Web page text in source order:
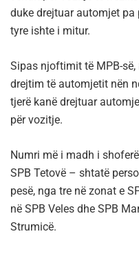
duke drejtuar automjet pa
tyre ishte i mitur.
Sipas njoftimit të MPB-
drejtim të automjetit nën
tjerë kanë drejtuar
për vozitje.
Numri më i madh i
SPB Tetovë – shtatë
pesë, nga tre në zonat e
në SPB Veles dhe SPB
Strumicë.